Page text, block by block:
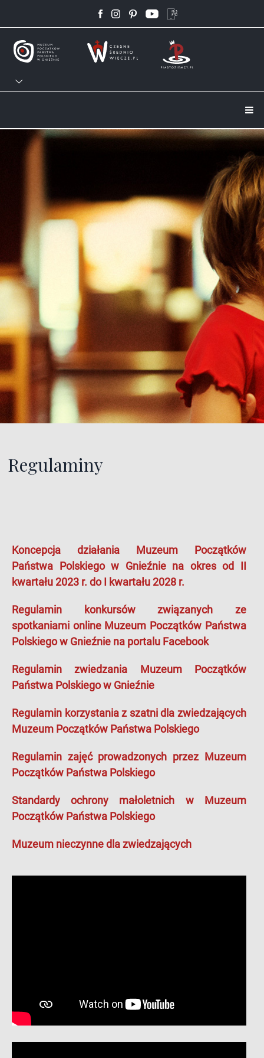
Regulaminy
Koncepcja działania Muzeum Początków
Państwa Polskiego w Gnieźnie na okres od II
kwartału 2023 r. do I kwartału 2028 r.
Regulamin konkursów związanych ze
spotkaniami online Muzeum Początków Państwa
Polskiego w Gnieźnie na portalu Facebook
Regulamin zwiedzania Muzeum Początków
Państwa Polskiego w Gnieźnie
Regulamin korzystania z szatni dla zwiedzających
Muzeum Początków Państwa Polskiego
Regulamin zajęć prowadzonych przez Muzeum
Początków Państwa Polskiego
Standardy ochrony małoletnich w Muzeum
Początków Państwa Polskiego
Muzeum nieczynne dla zwiedzających